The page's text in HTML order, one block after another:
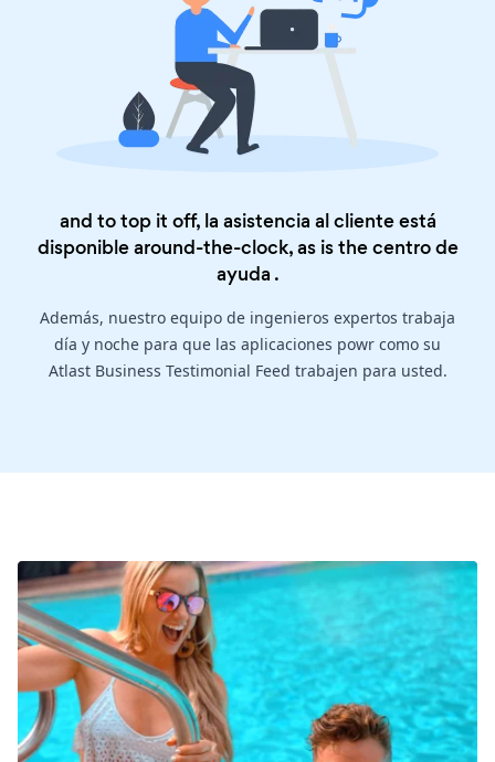
and to top it off, la asistencia al cliente está
disponible around-the-clock, as is thecentro de
ayuda .
Además, nuestro equipo de ingenieros expertos trabaja
día y noche para que las aplicaciones powr como su
Atlast Business Testimonial Feed trabajen para usted.